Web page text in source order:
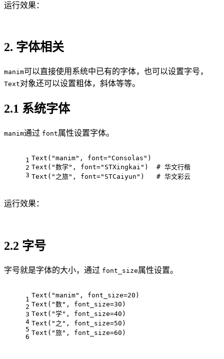
运行效果：
2. 字体相关
manim可以直接使用系统中已有的字体，也可以设置字号，
Text对象还可以设置粗体，斜体等等。
2.1 系统字体
manim通过 font属性设置字体。
1
2
3
Text("manim", font="Consolas")
Text("数学", font="STXingkai")  # 华文行楷
Text("之旅", font="STCaiyun")   # 华文彩云
运行效果：
2.2 字号
字号就是字体的大小，通过 font_size属性设置。
1
2
3
4
5
6
Text("manim", font_size=20)
Text("数", font_size=30)
Text("学", font_size=40)
Text("之", font_size=50)
Text("旅", font_size=60)